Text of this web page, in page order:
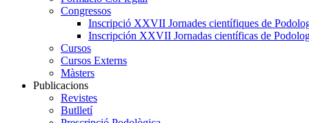
Congressos
Inscripció XXVII Jornades científiques de
Inscripción XXVII Jornadas científicas de
Cursos
Cursos Externs
Màsters
Publicacions
Revistes
Butlletí